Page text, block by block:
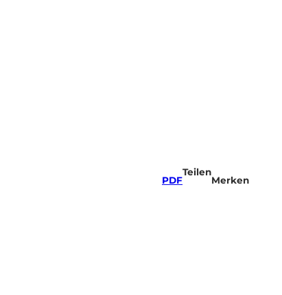
PDF
Teilen
Merken